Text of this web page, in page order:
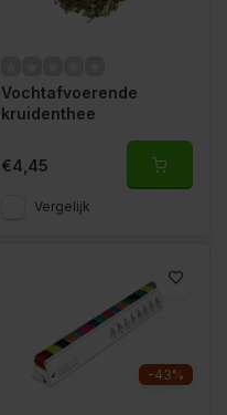
Vochtafvoerende
kruidenthee
€4,45
Vergelijk
-43%